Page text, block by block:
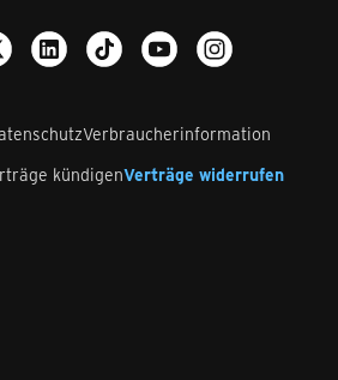
Verbraucherinformation
kündigenVerträge widerrufen